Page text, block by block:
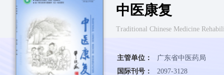
中医康复
Traditional Chinese Medicine
主管单位：
广东省中医药局
国际刊号：
2097-3128